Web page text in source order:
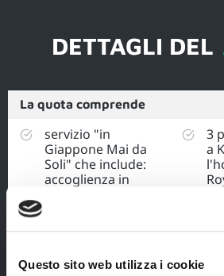
Questo sito web utilizza i cookie
DETTAGLI DEL
La quota comprende
servizio "in
Giappone Mai da
Soli" che include:
accoglienza in
al proprio hotel
3
a